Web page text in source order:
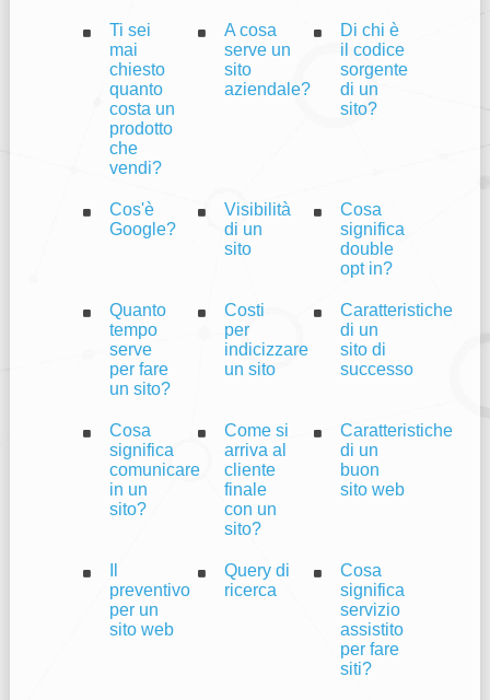
Ti sei
mai
chiesto
quanto
costa un
prodotto
che
vendi?
A cosa
serve un
sito
aziendale?
Di chi è
il codice
sorgente
di un
sito?
Cos'è
Google?
Visibilità
di un
sito
Cosa
significa
double
opt in?
Quanto
tempo
serve
per fare
un sito?
Costi
per
indicizzare
un sito
Caratteristiche
di un
sito di
successo
Cosa
significa
comunicare
in un
sito?
Come si
arriva al
cliente
finale
con un
sito?
Caratteristiche
di un
buon
sito web
preventivo
per un
sito web
Query di
ricerca
Cosa
significa
servizio
assistito
per fare
siti?